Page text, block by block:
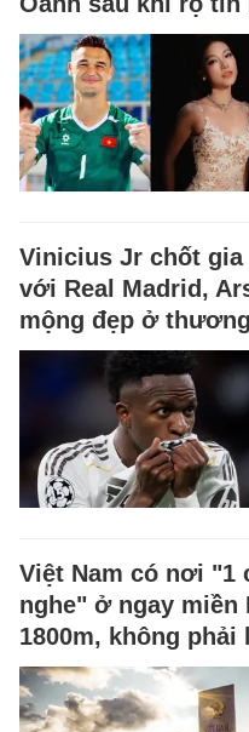
Vinicius Jr chốt gia
với Real Madrid,
mộng đẹp ở
Việt Nam có nơi "1
nghe" ở ngay miền
1800m, không